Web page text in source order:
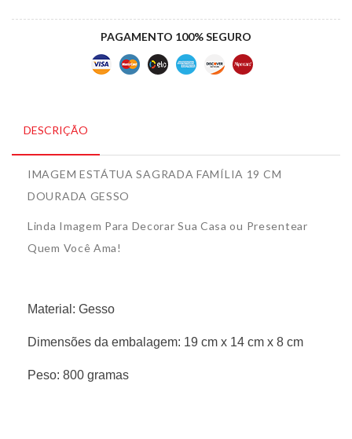
PAGAMENTO 100% SEGURO
DESCRIÇÃO
IMAGEM ESTÁTUA SAGRADA FAMÍLIA 19 CM
DOURADA GESSO
Linda Imagem Para Decorar Sua Casa ou Presentear
Quem Você Ama!
Material: Gesso
Dimensões da embalagem: 19 cm x 14 cm x 8 cm
Peso: 800 gramas